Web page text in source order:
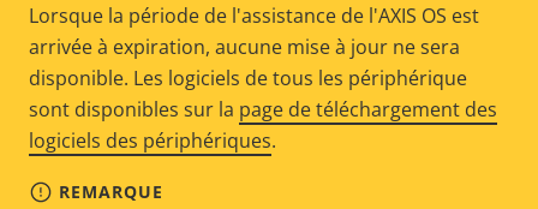
Lorsque la période de l'assistance de l'AXIS OS est
arrivée à expiration, aucune mise à jour ne sera
disponible. Les logiciels de tous les périphérique
sont disponibles sur la page de téléchargement des
logiciels des périphériques.
REMARQUE